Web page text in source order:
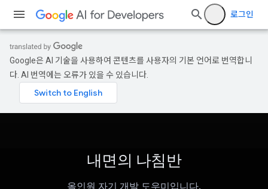
로그인
Google은 AI 기술을 사용하여 콘텐츠를 사용자의 기본 언어로 번역합니
다. AI 번역에는 오류가 있을 수 있습니다.
내면의 나침반